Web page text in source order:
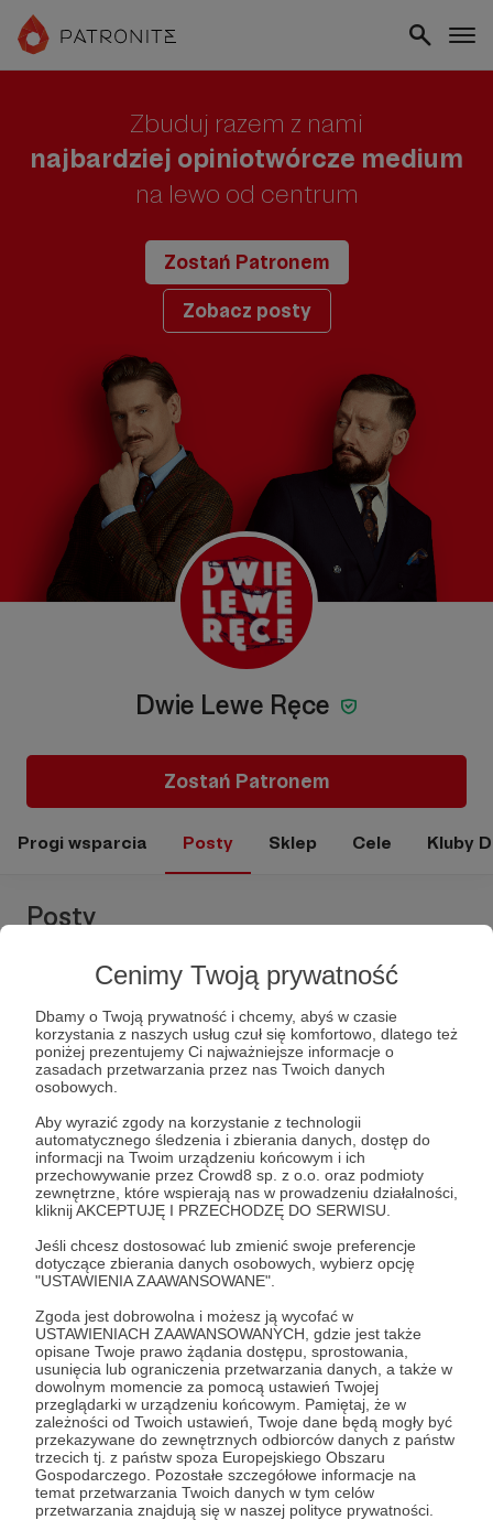
Cenimy Twoją prywatność
Dbamy o Twoją prywatność i chcemy, abyś w czasie
korzystania z naszych usług czuł się komfortowo, dlatego też
poniżej prezentujemy Ci najważniejsze informacje o
zasadach przetwarzania przez nas Twoich danych
osobowych.
Aby wyrazić zgody na korzystanie z technologii
automatycznego śledzenia i zbierania danych, dostęp do
informacji na Twoim urządzeniu końcowym i ich
przechowywanie przez Crowd8 sp. z o.o. oraz podmioty
zewnętrzne, które wspierają nas w prowadzeniu działalności,
kliknij AKCEPTUJĘ I PRZECHODZĘ DO SERWISU.
Jeśli chcesz dostosować lub zmienić swoje preferencje
dotyczące zbierania danych osobowych, wybierz opcję
"USTAWIENIA ZAAWANSOWANE".
Zgoda jest dobrowolna i możesz ją wycofać w
USTAWIENIACH ZAAWANSOWANYCH, gdzie jest także
opisane Twoje prawo żądania dostępu, sprostowania,
usunięcia lub ograniczenia przetwarzania danych, a także w
dowolnym momencie za pomocą ustawień Twojej
przeglądarki w urządzeniu końcowym. Pamiętaj, że w
zależności od Twoich ustawień, Twoje dane będą mogły być
przekazywane do zewnętrznych odbiorców danych z państw
trzecich tj. z państw spoza Europejskiego Obszaru
Gospodarczego. Pozostałe szczegółowe informacje na
temat przetwarzania Twoich danych w tym celów
przetwarzania znajdują się w naszej polityce prywatności.
Zbuduj razem z nami
najbardziej opiniotwórcze medium
na lewo od centrum
Zostań Patronem
Zobacz posty
Dwie Lewe Ręce
Zostań Patronem
Progi wsparcia Posty Sklep Cele Kluby
Posty
ROCZNIK
20.11.2025 ● Brak komentarzy
ROCZNIK IDEI DLR - rusza przedsprzedaż!
To już! Rozpoczynamy przedsprzedaż ROCZNIKA IDEI. To
najlepsza okazja, aby zdobyć egzemplarz z pierwszego i
bardzo ograniczonego nakładu.
ROCZNIK PRZEDSPRZEDAŻ
TYLKO DLA PATRONÓW